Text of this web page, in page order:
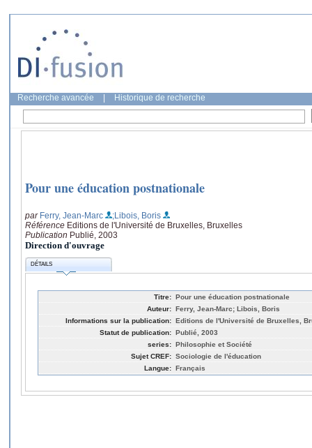
Recherche avancée Historique de recherche
Pour une éducation postnationale
par Ferry, Jean-Marc
;Libois, Boris
Référence Editions de l'Université de Bruxelles, Bruxelles
Publication Publié, 2003
Direction d'ouvrage
DÉTAILS
Titre: Pour une éducation postnationale
Auteur: Ferry, Jean-Marc; Libois, Boris
Informations sur la publication: Editions de l'Université de Bruxelles,
Statut de publication: Publié, 2003
series: Philosophie et Société
Sujet CREF: Sociologie de l'éducation
Langue: Français